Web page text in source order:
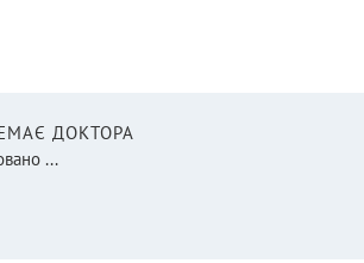
ДОКТОРА
...